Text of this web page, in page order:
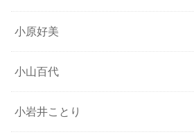
小原好美
小山百代
小岩井ことり